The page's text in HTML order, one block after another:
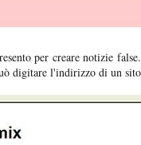
per creare notizie
digitare l'indirizzo di un